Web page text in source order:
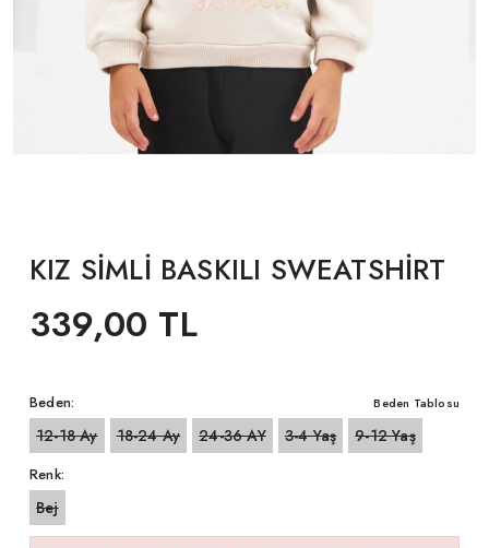
KIZ SİMLİ BASKILI SWEATSHİRT
339,00 TL
Beden: Beden Tablosu
12-18 Ay 18-24 Ay 24-36 AY 3-4 Yaş 9-12 Yaş
Renk:
Bej